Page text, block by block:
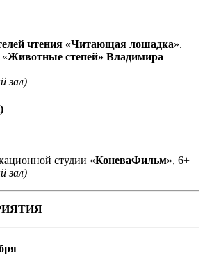
чтения «Читающая лошадка».
Животные степей» Владимира
зал)
студии «КоневаФильм», 6+
зал)